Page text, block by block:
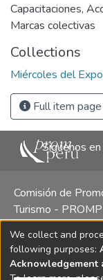
Capacitaciones,
Marcas colectivas
Collections
Miércoles del
Full item page
Siguenos en
Comisión de
Turismo -
Central
Oeste 50, Edificio
Lima
We collect and
following purposes:
Acknowledgement